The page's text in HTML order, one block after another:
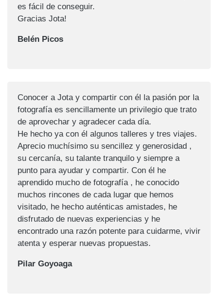
es fácil de conseguir.
Gracias Jota!
Belén Picos
Conocer a Jota y compartir con él la pasión por la
fotografía es sencillamente un privilegio que trato
de aprovechar y agradecer cada día.
He hecho ya con él algunos talleres y tres viajes.
Aprecio muchísimo su sencillez y generosidad ,
su cercanía, su talante tranquilo y siempre a
punto para ayudar y compartir. Con él he
aprendido mucho de fotografía , he conocido
muchos rincones de cada lugar que hemos
visitado, he hecho auténticas amistades, he
disfrutado de nuevas experiencias y he
encontrado una razón potente para cuidarme, vivir
atenta y esperar nuevas propuestas.
Pilar Goyoaga